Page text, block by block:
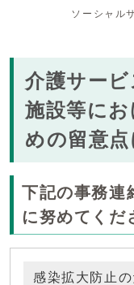
ソーシャル
介護サー
施設等に
めの留意
下記の事務連
に努めてくだ
感染拡大防止